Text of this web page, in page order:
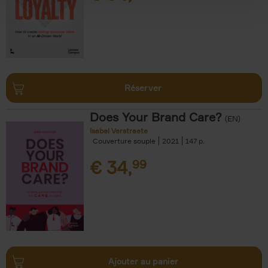
Réserver
Does Your Brand Care? (EN)
Isabel Verstraete
Couverture souple
2021 147
€ 34,99
Ajouter au panier